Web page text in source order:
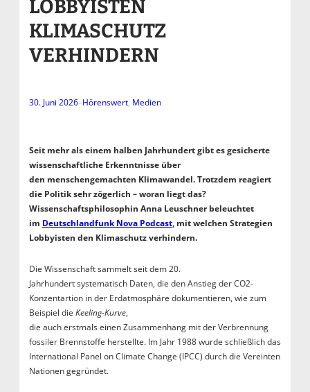
LOBBYISTEN
KLIMASCHUTZ
VERHINDERN
30. Juni 2026–Hörenswert, Medien
Seit mehr als einem halben Jahrhundert gibt es gesicherte
wissenschaftliche Erkenntnisse über
den menschengemachten Klimawandel. Trotzdem reagiert
die Politik sehr zögerlich – woran liegt das?
Wissenschaftsphilosophin Anna Leuschner beleuchtet
im Deutschlandfunk Nova Podcast, mit welchen Strategien
Lobbyisten den Klimaschutz verhindern.
Die Wissenschaft sammelt seit dem 20.
Jahrhundert systematisch Daten, die den Anstieg der CO2-
Konzentartion in der Erdatmosphäre dokumentieren, wie zum
Beispiel die Keeling-Kurve,
die auch erstmals einen Zusammenhang mit der Verbrennung
fossiler Brennstoffe herstellte. Im Jahr 1988 wurde schließlich das
International Panel on Climate Change (IPCC) durch die Vereinten
Nationen gegründet.